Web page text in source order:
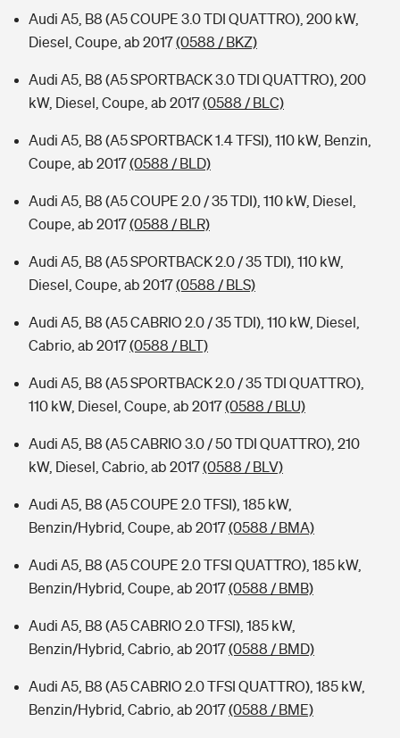
Audi A5, B8 (A5 COUPE 3.0 TDI QUATTRO), 200 kW,
Diesel, Coupe, ab 2017(0588 / BKZ)
Audi A5, B8 (A5 SPORTBACK 3.0 TDI QUATTRO), 200
kW, Diesel, Coupe, ab 2017(0588 / BLC)
Audi A5, B8 (A5 SPORTBACK 1.4 TFSI), 110 kW, Benzin,
Coupe, ab 2017(0588 / BLD)
Audi A5, B8 (A5 COUPE 2.0 / 35 TDI), 110 kW, Diesel,
Coupe, ab 2017(0588 / BLR)
Audi A5, B8 (A5 SPORTBACK 2.0 / 35 TDI), 110 kW,
Diesel, Coupe, ab 2017(0588 / BLS)
Audi A5, B8 (A5 CABRIO 2.0 / 35 TDI), 110 kW, Diesel,
Cabrio, ab 2017(0588 / BLT)
Audi A5, B8 (A5 SPORTBACK 2.0 / 35 TDI QUATTRO),
110 kW, Diesel, Coupe, ab 2017(0588 / BLU)
Audi A5, B8 (A5 CABRIO 3.0 / 50 TDI QUATTRO), 210
kW, Diesel, Cabrio, ab 2017(0588 / BLV)
Audi A5, B8 (A5 COUPE 2.0 TFSI), 185 kW,
Benzin/Hybrid, Coupe, ab 2017(0588 / BMA)
Audi A5, B8 (A5 COUPE 2.0 TFSI QUATTRO), 185 kW,
Benzin/Hybrid, Coupe, ab 2017(0588 / BMB)
Audi A5, B8 (A5 CABRIO 2.0 TFSI), 185 kW,
Benzin/Hybrid, Cabrio, ab 2017(0588 / BMD)
Audi A5, B8 (A5 CABRIO 2.0 TFSI QUATTRO), 185 kW,
Benzin/Hybrid, Cabrio, ab 2017(0588 / BME)